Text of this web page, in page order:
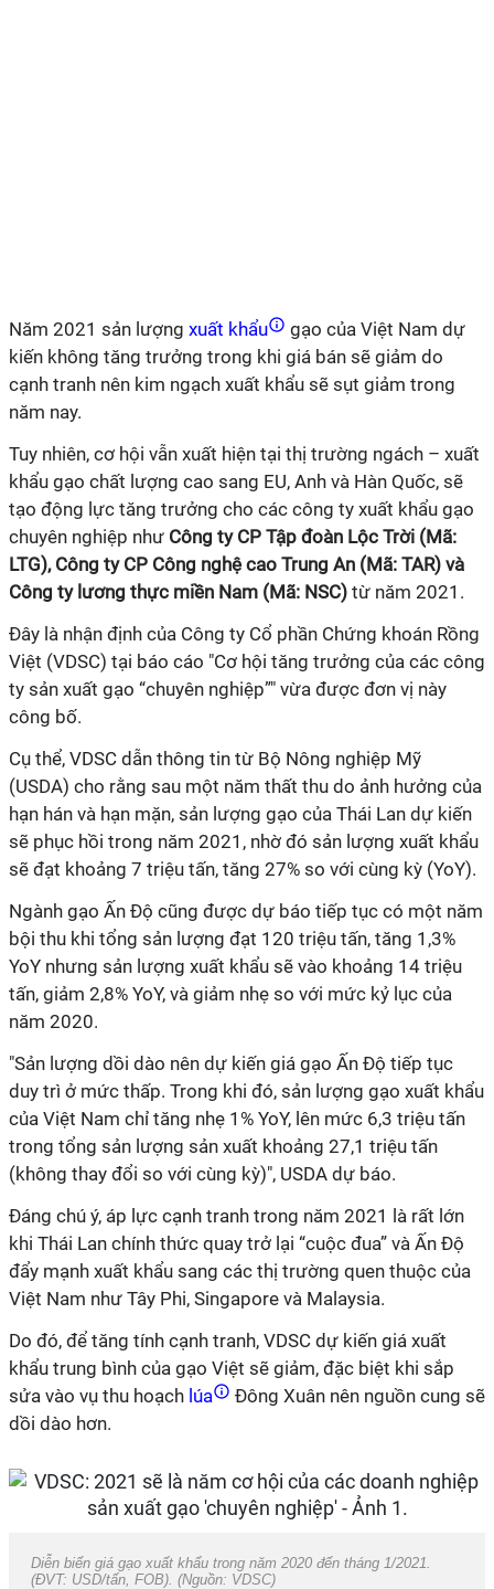
Năm 2021 sản lượng xuất khẩu
gạo của Việt Nam dự
kiến không tăng trưởng trong khi giá bán sẽ giảm do
cạnh tranh nên kim ngạch xuất khẩu sẽ sụt giảm trong
năm nay.
Tuy nhiên, cơ hội vẫn xuất hiện tại thị trường ngách – xuất
khẩu gạo chất lượng cao sang EU, Anh và Hàn Quốc, sẽ
tạo động lực tăng trưởng cho các công ty xuất khẩu gạo
chuyên nghiệp như Công ty CP Tập đoàn Lộc Trời (Mã:
LTG), Công ty CP Công nghệ cao Trung An (Mã: TAR) và
Công ty lương thực miền Nam (Mã: NSC) từ năm 2021.
Đây là nhận định của Công ty Cổ phần Chứng khoán Rồng
Việt (VDSC) tại báo cáo "Cơ hội tăng trưởng của các công
ty sản xuất gạo “chuyên nghiệp”" vừa được đơn vị này
công bố.
Cụ thể, VDSC dẫn thông tin từ Bộ Nông nghiệp Mỹ
(USDA) cho rằng sau một năm thất thu do ảnh hưởng của
hạn hán và hạn mặn, sản lượng gạo của Thái Lan dự kiến
sẽ phục hồi trong năm 2021, nhờ đó sản lượng xuất khẩu
sẽ đạt khoảng 7 triệu tấn, tăng 27% so với cùng kỳ (YoY).
Ngành gạo Ấn Độ cũng được dự báo tiếp tục có một năm
bội thu khi tổng sản lượng đạt 120 triệu tấn, tăng 1,3%
YoY nhưng sản lượng xuất khẩu sẽ vào khoảng 14 triệu
tấn, giảm 2,8% YoY, và giảm nhẹ so với mức kỷ lục của
năm 2020.
"Sản lượng dồi dào nên dự kiến giá gạo Ấn Độ tiếp tục
duy trì ở mức thấp. Trong khi đó, sản lượng gạo xuất khẩu
của Việt Nam chỉ tăng nhẹ 1% YoY, lên mức 6,3 triệu tấn
trong tổng sản lượng sản xuất khoảng 27,1 triệu tấn
(không thay đổi so với cùng kỳ)", USDA dự báo.
Đáng chú ý, áp lực cạnh tranh trong năm 2021 là rất lớn
khi Thái Lan chính thức quay trở lại “cuộc đua” và Ấn Độ
đẩy mạnh xuất khẩu sang các thị trường quen thuộc của
Việt Nam như Tây Phi, Singapore và Malaysia.
Do đó, để tăng tính cạnh tranh, VDSC dự kiến giá xuất
khẩu trung bình của gạo Việt sẽ giảm, đặc biệt khi sắp
sửa vào vụ thu hoạch lúa
Đông Xuân nên nguồn cung sẽ
dồi dào hơn.
Diễn biến giá gạo xuất khẩu trong năm 2020 đến tháng 1/2021.
(ĐVT: USD/tấn, FOB). (Nguồn: VDSC)